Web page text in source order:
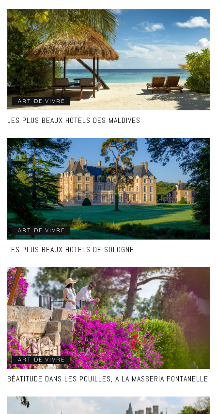
ART DE VIVRE
LES PLUS BEAUX HOTELS DES MALDIVES
ART DE VIVRE
LES PLUS BEAUX HOTELS DE SOLOGNE
ART DE VIVRE
BÉATITUDE DANS LES POUILLES, A LA MASSERIA FONTANELLE